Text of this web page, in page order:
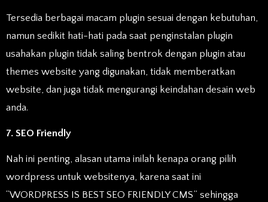
Tersedia berbagai macam plugin sesuai dengan kebutuhan,
namun sedikit hati-hati pada saat penginstalan plugin
usahakan plugin tidak saling bentrok dengan plugin atau
themes website yang digunakan, tidak memberatkan
website, dan juga tidak mengurangi keindahan desain web
anda.
7. SEO Friendly
Nah ini penting, alasan utama inilah kenapa orang pilih
wordpress untuk websitenya, karena saat ini
“WORDPRESS IS BEST SEO FRIENDLY CMS” sehingga